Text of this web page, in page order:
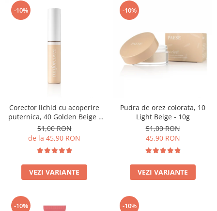
-10%
Corector lichid cu acoperire
puternica, 40 Golden Beige -
9ml
51,00 RON
de la 45,90 RON
VEZI VARIANTE
-10%
Pudra de orez colorata, 10
Light Beige - 10g
51,00 RON
45,90 RON
VEZI VARIANTE
-10% -10%